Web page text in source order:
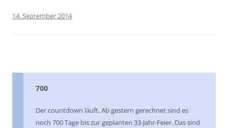
14. September 2014
700
Der countdown läuft. Ab gestern gerechnet sind es
noch 700 Tage bis zur geplanten 33-Jahr-Feier. Das sind